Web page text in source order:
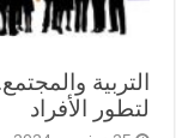
التربية
لتطور الأفراد